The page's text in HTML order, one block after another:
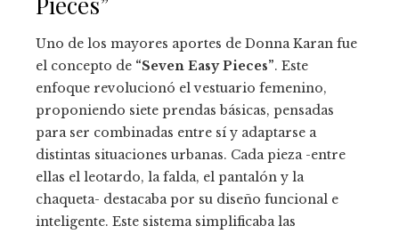
Uno de los mayores aportes de Donna Karan fue
el concepto de “Seven Easy Pieces”. Este
enfoque revolucionó el vestuario femenino,
proponiendo siete prendas básicas, pensadas
para ser combinadas entre sí y adaptarse a
distintas situaciones urbanas. Cada pieza -entre
ellas el leotardo, la falda, el pantalón y la
chaqueta- destacaba por su diseño funcional e
inteligente. Este sistema simplificaba las